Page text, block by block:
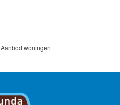
Aanbod woningen